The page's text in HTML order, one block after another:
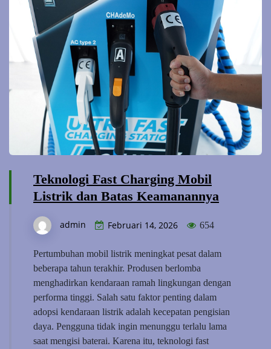
Teknologi Fast Charging Mobil
Listrik dan Batas Keamanannya
admin Februari 14, 2026 654
Pertumbuhan mobil listrik meningkat pesat dalam
beberapa tahun terakhir. Produsen berlomba
menghadirkan kendaraan ramah lingkungan dengan
performa tinggi. Salah satu faktor penting dalam
adopsi kendaraan listrik adalah kecepatan pengisian
daya. Pengguna tidak ingin menunggu terlalu lama
saat mengisi baterai. Karena itu, teknologi fast